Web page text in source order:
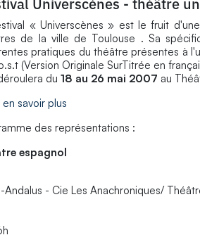
« Universcènes » est le fruit
de la ville de Toulouse . Sa
pratiques du théâtre présentes à
(Version Originale SurTitrée en
du 18 au 26 mai 2007 au
en savoir plus
des représentations :
espagnol
- Cie Les Anachroniques/